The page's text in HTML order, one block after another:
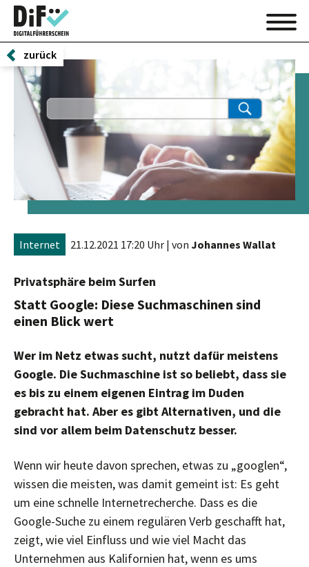
zurück
Internet 21.12.2021 17:20 Uhr | von Johannes Wallat
Privatsphäre beim Surfen
Statt Google: Diese Suchmaschinen sind
einen Blick wert
Wer im Netz etwas sucht, nutzt dafür meistens
Google. Die Suchmaschine ist so beliebt, dass sie
es bis zu einem eigenen Eintrag im Duden
gebracht hat. Aber es gibt Alternativen, und die
sind vor allem beim Datenschutz besser.
Wenn wir heute davon sprechen, etwas zu „googlen“,
wissen die meisten, was damit gemeint ist: Es geht
um eine schnelle Internetrecherche. Dass es die
Google-Suche zu einem regulären Verb geschafft hat,
zeigt, wie viel Einfluss und wie viel Macht das
Unternehmen aus Kalifornien hat, wenn es ums